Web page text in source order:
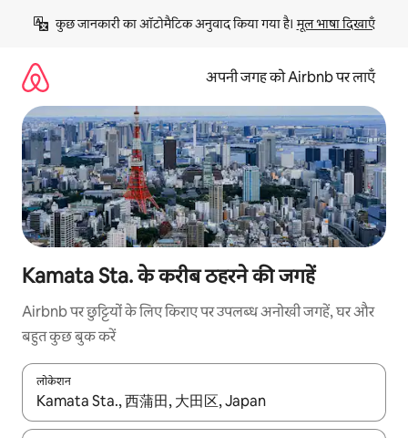
छोड़कर
कॉन्टेंट
कुछ जानकारी का ऑटोमैटिक अनुवाद किया गया है। मूल भाषा दिखाएँ
अपनी जगह को Airbnb पर लाएँ
Kamata Sta. के करीब ठहरने की जगहें
Airbnb पर छुट्टियों के लिए किराए पर उपलब्ध अनोखी जगहें, घर और
बहुत कुछ बुक करें
लोकेशन
नतीजों के उपलब्ध होने पर, अप और डाउन 'ऐरो की' का इस्तेमाल करके नेविगेट